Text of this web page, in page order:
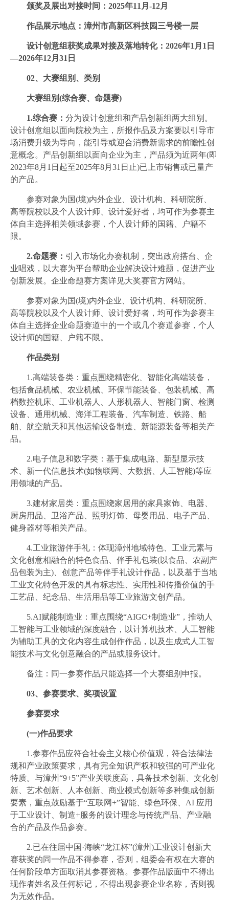
颁奖及展出对接时间：2025年11月-12月
作品展示地点：漳州市高新区科技园三号楼一层
设计创意组获奖成果对接及落地转化：2026年1月1日
—2026年12月31日
02、 大赛组别、类别
大赛组别(综合赛、命题赛)
1.综合赛： 分为设计创意组和产品创新组两大组别。
设计创意组以面向院校为主，所报作品及方案要以引导市
场消费升级为导向，能引导或迎合消费新需求的前瞻性创
意概念。产品创新组以面向企业为主，产品须为近两年(即
2023年8月1日起至2025年8月31日止)已上市销售或已量产
的产品。
参赛对象为国(境)内外企业、设计机构、科研院所、
高等院校以及个人设计师、设计爱好者，均可作为参赛主
体自主选择相关领域参赛，个人设计师的国籍、户籍不
限。
2.命题赛： 引入市场化办赛机制，突出政府搭台、企
业唱戏，以大赛为平台帮助企业解决设计难题，促进产业
创新发展。企业命题赛方案详见大奖赛官方网站。
参赛对象为国(境)内外企业、设计机构、科研院所、
高等院校以及个人设计师、设计爱好者，均可作为参赛主
体自主选择企业命题赛道中的一个或几个赛道参赛，个人
设计师的国籍、户籍不限。
作品类别
1.高端装备类：重点围绕精密化、智能化高端装备，
包括食品机械、农业机械、环保节能装备、包装机械、高
档数控机床、工业机器人、人形机器人、智能门窗、检测
设备、通用机械、海洋工程装备、汽车制造、铁路、船
舶、航空航天和其他运输设备制造、新能源装备等相关产
品。
2.电子信息和数字类：基于集成电路、新型显示技
术、新一代信息技术(如物联网、大数据、人工智能)等应
用领域的产品。
3.建材家居类：重点围绕家居用的家具家饰、电器、
厨房用品、卫浴产品、照明灯饰、母婴用品、电子产品、
健身器材等相关产品。
4.工业旅游伴手礼：体现漳州地域特色、工业元素与
文化创意相融合的特色食品、伴手礼包装(以食品、农副产
品包装为主)、创意产品等伴手礼设计作品，以及基于当地
工业文化特色开发的具有标志性、实用性和传播价值的手
工艺品、纪念品、生活用品等工业旅游文创产品。
5.AI赋能制造业：重点围绕“AIGC+制造业”，推动人
工智能与工业领域的深度融合，以计算机技术、人工智能
为辅助工具的文化内容生成创作作品，以及生成式人工智
能技术与文化创意融合的产品或服务设计。
备注：同一参赛作品只能选择一个大赛组别申报。
03、 参赛要求、奖项设置
参赛要求
(一)作品要求
1.参赛作品应符合社会主义核心价值观，符合法律法
规和产业政策要求，具有完全知识产权和较强的可产业化
特质。与漳州“9+5”产业关联度高，具备技术创新、文化创
新、艺术创新、人本创新、商业模式创新等多种集成创新
要素，重点鼓励基于“互联网+”智能、绿色环保、AI 应用
于工业设计、制造+服务的设计理念与传统产品、产业融
合的产品及作品参赛。
2.已在往届中国·海峡“龙江杯”(漳州)工业设计创新大
赛获奖的同一作品不得参赛，否则，组委会有权在大赛的
任何阶段单方面取消其参赛资格。参赛作品版面中不得出
现作者姓名及任何标记，不得出现参赛企业名称，否则视
为无效作品。